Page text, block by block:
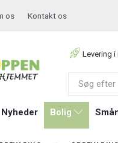
os Kontakt os
Levering
Nyheder Bolig